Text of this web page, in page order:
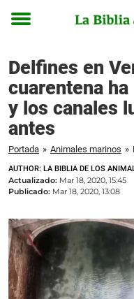
Toggle
Delfines en
cuarentena
y los canales
antes
Portada » Animales marinos »
AUTHOR: LA BIBLIA DE LOS
Actualizado: Mar 18, 2020, 15:45
Publicado: Mar 18, 2020, 13:08